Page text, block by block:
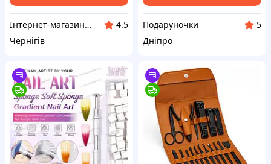
Інтернет-магазин "VoyagerStar"
4.5
Чернігів
Подаруночки
5
Дніпро